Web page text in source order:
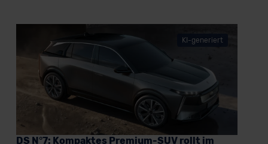
KI-generiert
DS N°7: Kompaktes Premium-SUV rollt im